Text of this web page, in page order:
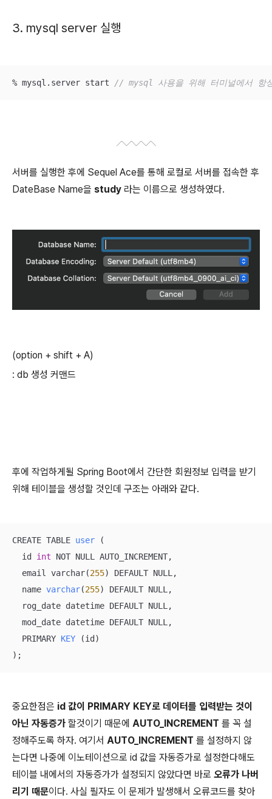
3. mysql server 실행
% mysql.server start // mysql 사용을 위해 터미널에서 항
서버를 실행한 후에 Sequel Ace를 통해 로컬로 서버를 접속한 후
DateBase Name을 study 라는 이름으로 생성하였다.
(option + shift + A)
: db 생성 커맨드
후에 작업하게될 Spring Boot에서 간단한 회원정보 입력을 받기
위해 테이블을 생성할 것인데 구조는 아래와 같다.
CREATE TABLE user
(
  id
int NOT NULL AUTO_INCREMENT,
  email varchar(
255)
DEFAULT NULL,
  name
varchar(255)
DEFAULT NULL,
  rog_date datetime DEFAULT NULL,
  mod_date datetime DEFAULT NULL,
  PRIMARY
KEY
(id)
) ;
중요한점은 id 값이 PRIMARY KEY로 데이터를 입력받는 것이
아닌 자동증가 할것이기 때문에 AUTO_INCREMENT 를 꼭 설
정해주도록 하자. 여기서 AUTO_INCREMENT 를 설정하지 않
는다면 나중에 이노테이션으로 id 값을 자동증가로 설정한다해도
테이블 내에서의 자동증가가 설정되지 않았다면 바로 오류가 나버
리기 때문이다. 사실 필자도 이 문제가 발생해서 오류코드를 찾아